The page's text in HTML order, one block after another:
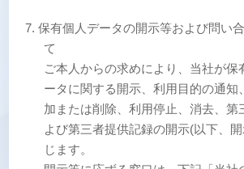
保有個人データの開示等および問い
て
ご本人からの求めにより、当社が保
ータに関する開示、利用目的の通知
加または削除、利用停止、消去、第
よび第三者提供記録の開示(以下、
じます。